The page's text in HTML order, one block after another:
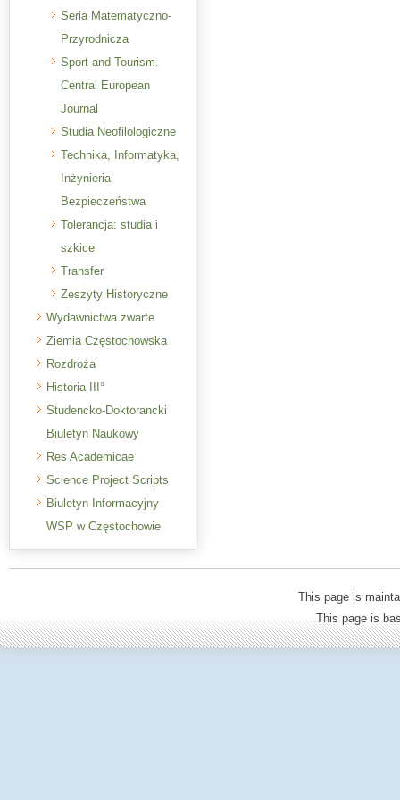
Seria Matematyczno-
Przyrodnicza
Sport and Tourism.
Central European
Journal
Studia Neofilologiczne
Technika, Informatyka,
Inżynieria
Bezpieczeństwa
Tolerancja: studia i
szkice
Transfer
Zeszyty Historyczne
Wydawnictwa zwarte
Ziemia Częstochowska
Rozdroża
Historia III°
Studencko-Doktorancki
Biuletyn Naukowy
Res Academicae
Science Project Scripts
Biuletyn Informacyjny
WSP w Częstochowie
This page is
This page is